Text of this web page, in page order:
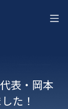
表・岡本
た！